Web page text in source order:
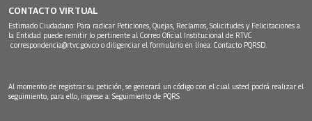
CONTACTO VIRTUAL
Estimado Ciudadano: Para radicar Peticiones, Quejas, Reclamos, Solicitudes y Felicitaciones a
la Entidad puede remitir lo pertinente al Correo Oficial Institucional de RTVC
correspondencia@rtvc.gov.co o diligenciar el formulario en línea: Contacto PQRSD.
Al momento de registrar su petición, se generará un código con el cual usted podrá realizar el
seguimiento, para ello, ingrese a: Seguimiento de PQRS